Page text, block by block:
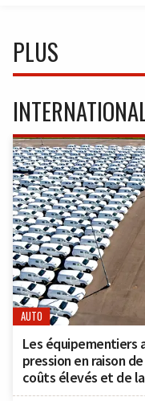
PLUS
AUTO
Les équipementiers
pression en raison
coûts élevés et de